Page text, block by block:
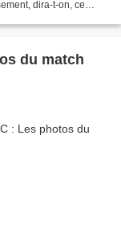
dira-t-on, ce
du match